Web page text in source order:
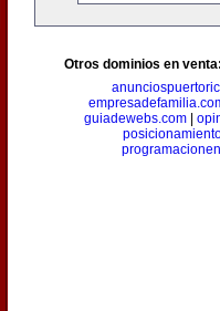
Otros dominios en venta:
guiadewebs.com